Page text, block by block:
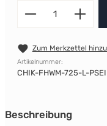
Zum Merkzettel
Artikelnummer:
CHIK-FHWM-725-L-PSEI
Beschreibung